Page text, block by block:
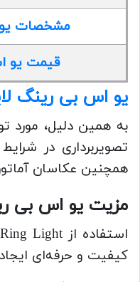
مشخصات
قیمت یو
یو اس بی رینگ
به همین دلیل، مورد
تصویربرداری در
همچنین عکاسان
مزیت یو اس بی
کیفیت و حرفه‌ای